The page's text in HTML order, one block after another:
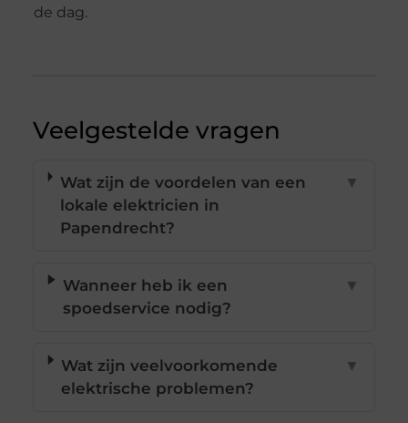
de dag.
Veelgestelde vragen
Wat zijn de voordelen van een
lokale elektricien in
Papendrecht?
▼
Wanneer heb ik een
spoedservice nodig?
▼
Wat zijn veelvoorkomende
elektrische problemen?
▼